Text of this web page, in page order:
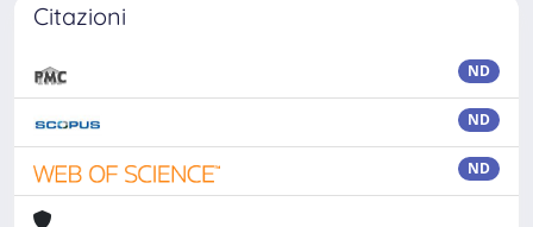
Citazioni
ND
ND
ND